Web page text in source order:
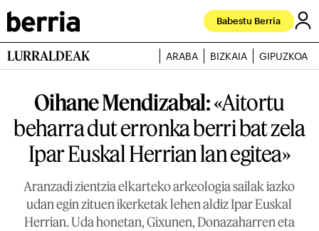
Babestu Berria
LURRALDEAK ARABA BIZKAIA GIPUZKOA
Oihane Mendizabal:«Aitortu
beharra dut erronka berri bat zela
Ipar Euskal Herrian lan egitea»
Aranzadi zientzia elkarteko arkeologia sailak iazko
udan egin zituen ikerketak lehen aldiz Ipar Euskal
Herrian. Uda honetan, Gixunen, Donazaharren eta